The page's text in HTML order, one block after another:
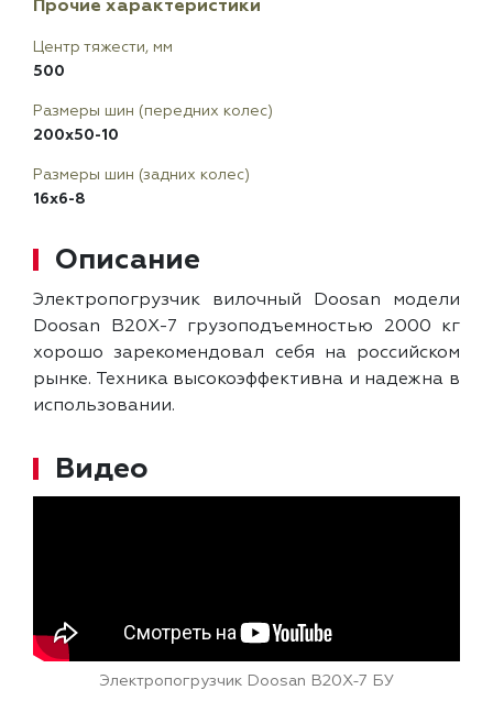
Прочие характеристики
Центр тяжести, мм
500
Размеры шин (передних колес)
200x50-10
Размеры шин (задних колес)
16x6-8
Описание
Электропогрузчик вилочный Doosan модели
Doosan B20X-7 грузоподъемностью 2000 кг
хорошо зарекомендовал себя на российском
рынке. Техника высокоэффективна и надежна в
использовании.
Видео
Электропогрузчик Doosan B20X-7 БУ